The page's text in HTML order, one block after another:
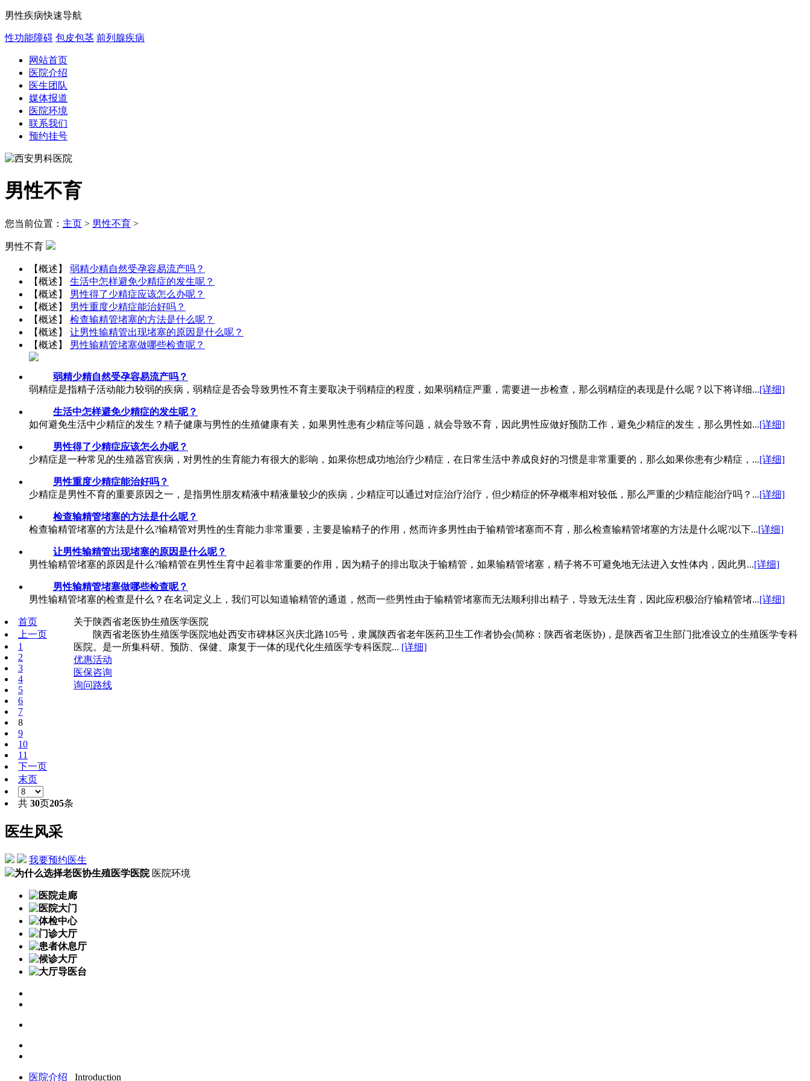
男性疾病快速导航
性功能障碍 包皮包茎 前列腺疾病
网站首页
医院介绍
医生团队
媒体报道
医院环境
联系我们
预约挂号
男性不育
您当前位置： 主页 > 男性不育 >
男性不育
【概述】 弱精少精自然受孕容易流产吗？
【概述】 生活中怎样避免少精症的发生呢？
【概述】 男性得了少精症应该怎么办呢？
【概述】 男性重度少精症能治好吗？
【概述】 检查输精管堵塞的方法是什么呢？
【概述】 让男性输精管出现堵塞的原因是什么呢？
【概述】 男性输精管堵塞做哪些检查呢？
弱精少精自然受孕容易流产吗？
弱精症是指精子活动能力较弱的疾病，弱精症是否会导致男性不育主要取决于弱精症的程度，如果弱精症严重，需要进一步检查，那么弱精症的表现是什么呢？以下将详细...[详细]
生活中怎样避免少精症的发生呢？
如何避免生活中少精症的发生？精子健康与男性的生殖健康有关，如果男性患有少精症等问题，就会导致不育，因此男性应做好预防工作，避免少精症的发生，那么男性如...[详细]
男性得了少精症应该怎么办呢？
少精症是一种常见的生殖器官疾病，对男性的生育能力有很大的影响，如果你想成功地治疗少精症，在日常生活中养成良好的习惯是非常重要的，那么如果你患有少精症，...[详细]
男性重度少精症能治好吗？
少精症是男性不育的重要原因之一，是指男性朋友精液中精液量较少的疾病，少精症可以通过对症治疗治疗，但少精症的怀孕概率相对较低，那么严重的少精症能治疗吗？...[详细]
检查输精管堵塞的方法是什么呢？
检查输精管堵塞的方法是什么?输精管对男性的生育能力非常重要，主要是输精子的作用，然而许多男性由于输精管堵塞而不育，那么检查输精管堵塞的方法是什么呢?以下...[详细]
让男性输精管出现堵塞的原因是什么呢？
男性输精管堵塞的原因是什么?输精管在男性生育中起着非常重要的作用，因为精子的排出取决于输精管，如果输精管堵塞，精子将不可避免地无法进入女性体内，因此男...[详细]
男性输精管堵塞做哪些检查呢？
男性输精管堵塞的检查是什么？在名词定义上，我们可以知道输精管的通道，然而一些男性由于输精管堵塞而无法顺利排出精子，导致无法生育，因此应积极治疗输精管堵...[详细]
首页
上一页
1
2
3
4
5
6
7
8
9
10
11
下一页
末页
共 30页205条
关于陕西省老医协生殖医学医院
陕西省老医协生殖医学医院地处西安市碑林区兴庆北路105号，隶属陕西省老年医药卫生工作者协会(简称：陕西省老医协)，是陕西省卫生部门批准设立的生殖医学专科
医院。是一所集科研、预防、保健、康复于一体的现代化生殖医学专科医院... [详细]
优惠活动
医保咨询
询问路线
医生风采
我要预约医生
为什么选择老医协生殖医学医院 医院环境
医院介绍 Introduction